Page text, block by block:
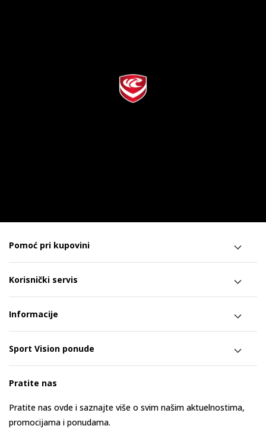
Pomoć pri kupovini
Korisnički servis
Informacije
Sport Vision ponude
Pratite nas
Pratite nas ovde i saznajte više o svim našim aktuelnostima,
promocijama i ponudama.